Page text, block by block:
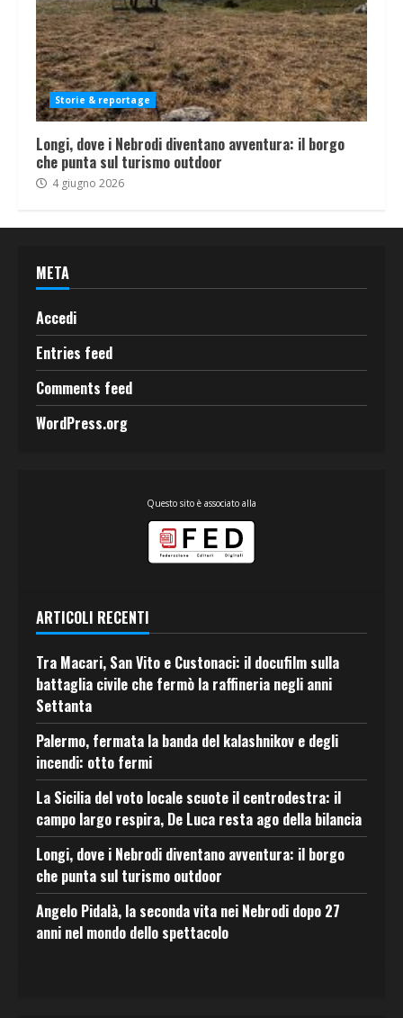
Storie & reportage
Longi, dove i Nebrodi diventano avventura: il borgo
che punta sul turismo outdoor
4 giugno 2026
META
Accedi
Entries feed
Comments feed
WordPress.org
Questo sito è associato alla
ARTICOLI RECENTI
Tra Macari, San Vito e Custonaci: il docufilm sulla
battaglia civile che fermò la raffineria negli anni
Settanta
Palermo, fermata la banda del kalashnikov e degli
incendi: otto fermi
La Sicilia del voto locale scuote il centrodestra: il
campo largo respira, De Luca resta ago della bilancia
Longi, dove i Nebrodi diventano avventura: il borgo
che punta sul turismo outdoor
Angelo Pidalà, la seconda vita nei Nebrodi dopo 27
anni nel mondo dello spettacolo